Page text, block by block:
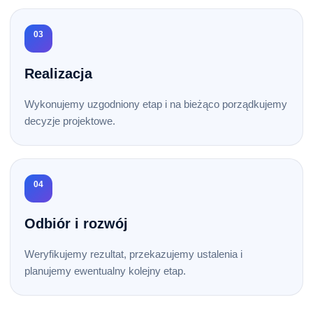
03
Realizacja
Wykonujemy uzgodniony etap i na bieżąco porządkujemy
decyzje projektowe.
04
Odbiór i rozwój
Weryfikujemy rezultat, przekazujemy ustalenia i
planujemy ewentualny kolejny etap.